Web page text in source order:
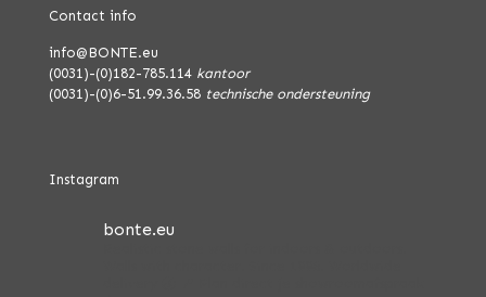
Contact info
info@BONTE.eu
(0031)-(0)182-785.114 kantoor
(0031)-(0)6-51.99.36.58 technische ondersteuning
Instagram
bonte.eu